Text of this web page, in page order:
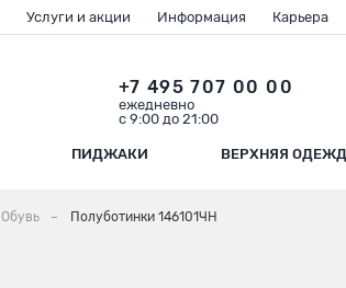
ПИДЖАКИ ВЕРХНЯЯ
+7 495 707 00 00
ежедневно
с 9:00 до 21:00
Услуги и акции Информация Карьера
Обувь Полуботинки 146101ЧН